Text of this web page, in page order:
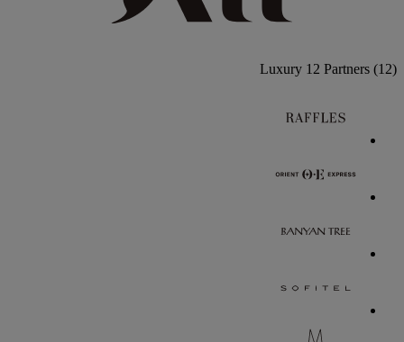
Luxury 12 Partners (12)